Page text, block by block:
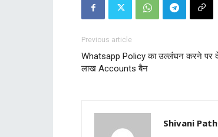
Previous article
Whatsapp Policy का उल्लंघन करने पर
लाख Accounts बैन
Shivani